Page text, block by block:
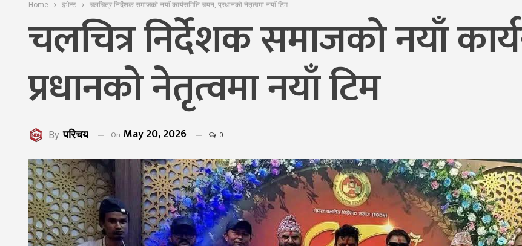
Home इभेन्ट चलचित्र निर्देशक समाजको नयाँ कार्यसमिति चयन, प्रधानको नेतृत्वमा नयाँ टिम
चलचित्र निर्देशक समाजको नयाँ
प्रधानको नेतृत्वमा नयाँ टिम
By परिचय On May 20, 2026 0